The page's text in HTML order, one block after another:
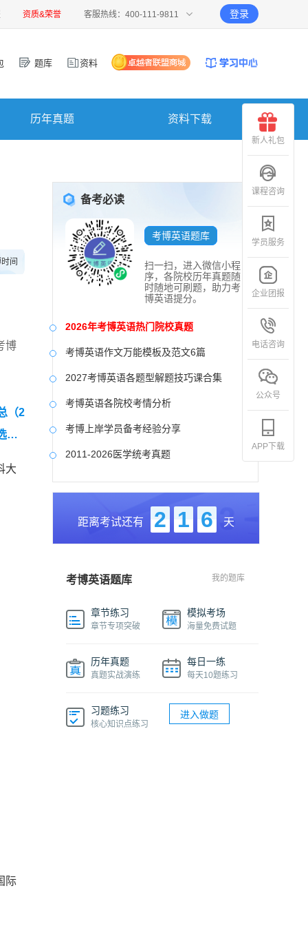
资质&荣誉 客服热线：400-111-9811 登录
题库 资料
历年真题 资料下载
间
博
（2
高
大
际
备考必读
考博英语题库
扫一扫，进入微信小程
序，各院校历年真题随
时随地可刷题，助力考
博英语提分。
2026年考博英语热门院校真题
考博英语作文万能模板及范文6篇
2027考博英语各题型解题技巧课合集
考博英语各院校考情分析
考博上岸学员备考经验分享
2011-2026医学统考真题
中国社会科学院大学真题合集
国防科技大学历年真题
中央美术学院历年真题
距离考试还有 2 1 6 天
考博英语题库 我的题库
章节练习
章节专项突破
模拟考场
海量免费试题
历年真题
真题实战演练
每日一练
每天10题练习
习题练习
核心知识点练习
进入做题
新人礼包
课程咨询
学员服务
企业团报
电话咨询
公众号
APP下载